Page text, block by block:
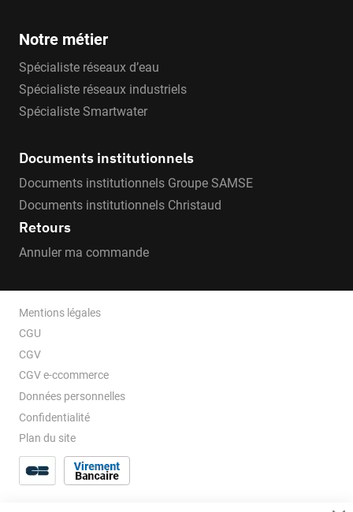
Notre métier
Spécialiste réseaux d’eau
Spécialiste réseaux industriels
Spécialiste Smartwater
Documents institutionnels
Documents institutionnels Groupe SAMSE
Documents institutionnels Christaud
Retours
Annuler ma commande
Mentions légales
CGU
CGV
CGV e-ccommerce
Données personnelles
Confidentialité
Plan du site